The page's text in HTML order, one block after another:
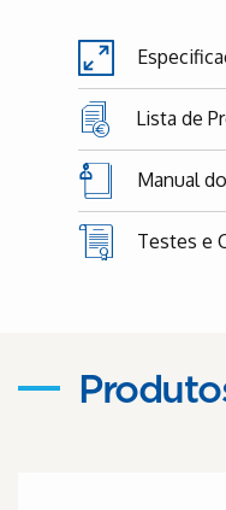
Lista de
Manual
Testes e